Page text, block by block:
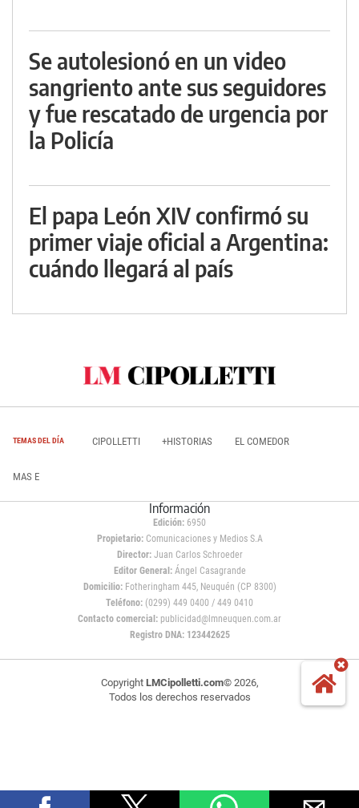
Se autolesionó en un video
sangriento ante sus seguidores
y fue rescatado de urgencia por
la Policía
El papa León XIV confirmó su
primer viaje oficial a Argentina:
cuándo llegará al país
TEMAS DEL DÍA CIPOLLETTI +HISTORIAS EL COMEDOR
MAS E
Información
Edición: 6950
Propietario:Comunicaciones y Medios S.A
Director: Juan Carlos Schroeder
Editor General:Ángel Casagrande
Domicilio:Fotheringham 445, Neuquén (CP 8300)
Teléfono: (0299) 449 0400 / 449 0410
Contacto comercial: publicidad@lmneuquen.com.ar
Registro DNA: 123442625
Copyright LMCipolletti.com© 2026,
Todos los derechos reservados